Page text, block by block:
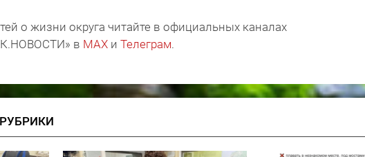
о жизни округа читайте в официальных каналах
в MAX и Телеграм.